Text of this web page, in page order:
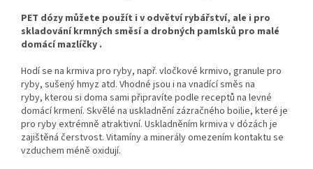
PET dózy můžete použít i v odvětví rybářství, ale i pro
skladování krmných směsí a drobných pamlsků pro malé
domácí mazlíčky .
Hodí se na krmiva pro ryby, např. vločkové krmivo, granule pro
ryby, sušený hmyz atd. Vhodné jsou i na vnadící směs na
ryby, kterou si doma sami připravíte podle receptů na levné
domácí krmení. Skvělé na uskladnění zázračného boilie, které je
pro ryby extrémně atraktivní. Uskladněním krmiva v dózách je
zajištěná čerstvost. Vitamíny a minerály omezením kontaktu se
vzduchem méně oxidují.